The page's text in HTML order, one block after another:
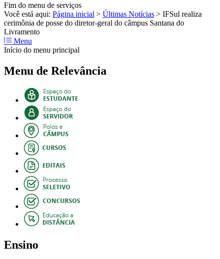
Fim do menu de serviços
Você está aqui: Página inicial > Últimas Notícias > IFSul realiza
cerimônia de posse do diretor-geral do câmpus Santana do
Livramento
Menu
Início do menu principal
Menu de Relevância
Ensino